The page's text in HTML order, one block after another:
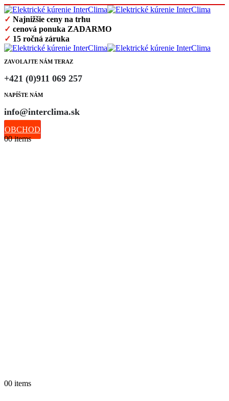
✓ Najnižšie ceny na trhu
✓ cenová ponuka ZADARMO
✓ 15 ročná záruka
ZAVOLAJTE NÁM TERAZ
+421 (0)911 069 257
NAPÍŠTE NÁM
info@interclima.sk
OBCHOD
00 items
00 items